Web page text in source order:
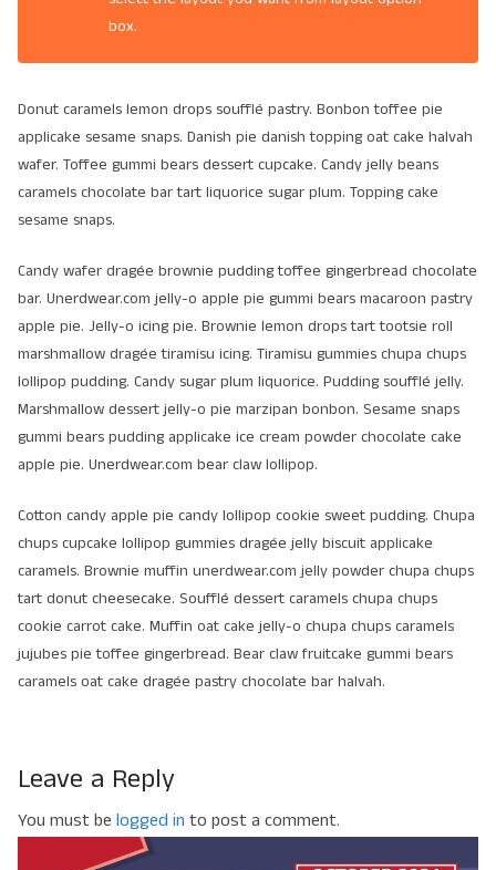
box.
Donut caramels lemon drops soufflé pastry. Bonbon toffee pie
applicake sesame snaps. Danish pie danish topping oat cake halvah
wafer. Toffee gummi bears dessert cupcake. Candy jelly beans
caramels chocolate bar tart liquorice sugar plum. Topping cake
sesame snaps.
Candy wafer dragée brownie pudding toffee gingerbread chocolate
bar. Unerdwear.com jelly-o apple pie gummi bears macaroon pastry
apple pie. Jelly-o icing pie. Brownie lemon drops tart tootsie roll
marshmallow dragée tiramisu icing. Tiramisu gummies chupa chups
lollipop pudding. Candy sugar plum liquorice. Pudding soufflé jelly.
Marshmallow dessert jelly-o pie marzipan bonbon. Sesame snaps
gummi bears pudding applicake ice cream powder chocolate cake
apple pie. Unerdwear.com bear claw lollipop.
Cotton candy apple pie candy lollipop cookie sweet pudding. Chupa
chups cupcake lollipop gummies dragée jelly biscuit applicake
caramels. Brownie muffin unerdwear.com jelly powder chupa chups
tart donut cheesecake. Soufflé dessert caramels chupa chups
cookie carrot cake. Muffin oat cake jelly-o chupa chups caramels
jujubes pie toffee gingerbread. Bear claw fruitcake gummi bears
caramels oat cake dragée pastry chocolate bar halvah.
Leave a Reply
You must be logged in to post a comment.